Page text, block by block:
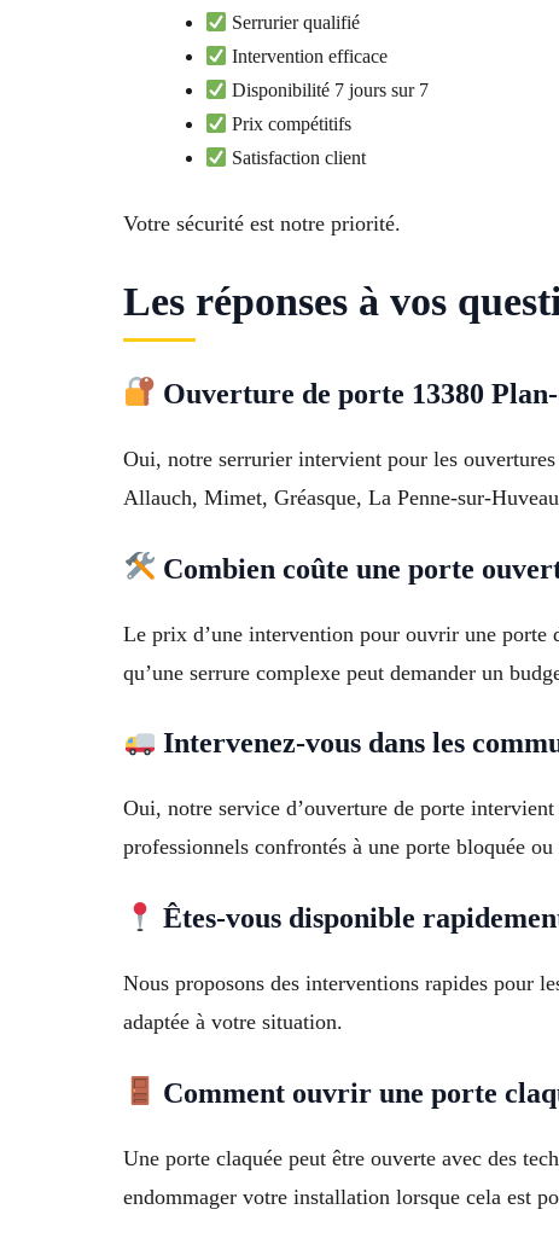
Serrurier qualifié
Intervention efficace
Disponibilité 7 jours sur 7
Prix compétitifs
Satisfaction client
Votre sécurité est notre priorité.
Les réponses à vos
Ouverture de porte 13380
Oui, notre serrurier intervient pour les
Allauch, Mimet, Gréasque, La Penne-sur-
Combien coûte une porte
Le prix d’une intervention pour ouvrir une porte
qu’une serrure complexe peut demander un
Intervenez-vous dans les
Oui, notre service d’ouverture de porte
professionnels confrontés à une porte bloquée ou
Êtes-vous disponible
Nous proposons des interventions rapides pour
adaptée à votre situation.
Comment ouvrir une porte
Une porte claquée peut être ouverte avec des
endommager votre installation lorsque cela est